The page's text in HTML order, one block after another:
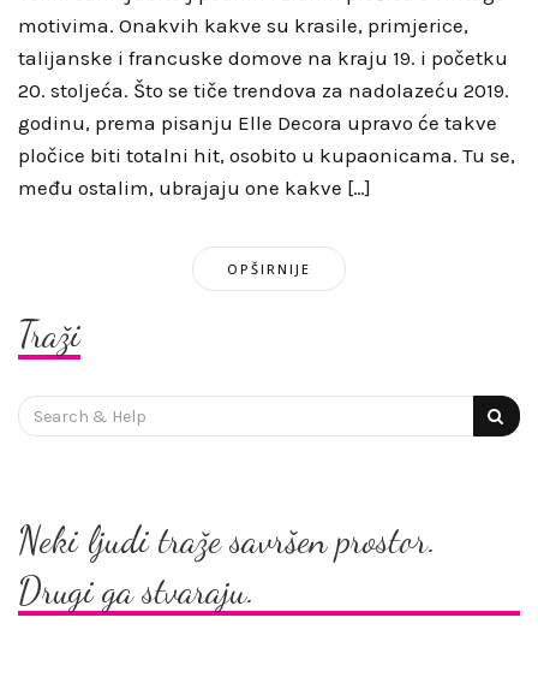
motivima. Onakvih kakve su krasile, primjerice,
talijanske i francuske domove na kraju 19. i početku
20. stoljeća. Što se tiče trendova za nadolazeću 2019.
godinu, prema pisanju Elle Decora upravo će takve
pločice biti totalni hit, osobito u kupaonicama. Tu se,
među ostalim, ubrajaju one kakve […]
OPŠIRNIJE
Traži
Search
for:
Neki ljudi traže savršen prostor.
Drugi ga stvaraju.